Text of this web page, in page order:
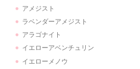
アメジスト
ラベンダーアメジスト
アラゴナイト
イエローアベンチュリン
イエローメノウ